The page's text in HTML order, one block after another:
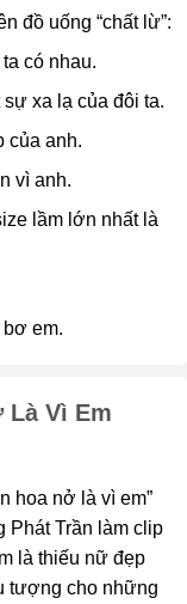
đồ uống “chất lừ”:
có nhau.
xa lạ của đôi ta.
của anh.
vì anh.
lầm lớn nhất là
em.
Là Vì Em
hoa nở là vì em”
Phát Trần làm clip
là thiếu nữ đẹp
tượng cho những